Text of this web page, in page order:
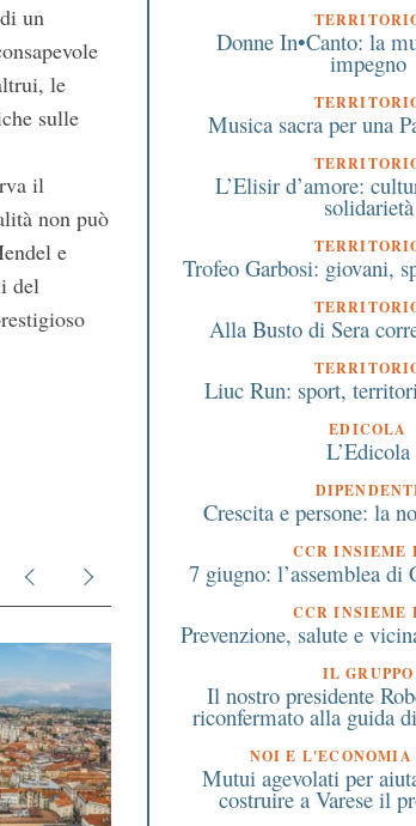
un
le
sulle
il
non può
e
del
Donne In•Canto: la
impegno
Musica sacra per una
L’Elisir d’amore:
solidarietà
Trofeo Garbosi: giovani,
Alla Busto di Sera
Liuc Run: sport,
EDICOLA
L’Edicola
Crescita e persone: la
CCR INSIEME
7 giugno: l’assemblea di
CCR INSIEME
Prevenzione, salute e
IL GRUPPO
Il nostro presidente
riconfermato alla guida
NOI E L'ECONOMIA
Mutui agevolati per
costruire a Varese il